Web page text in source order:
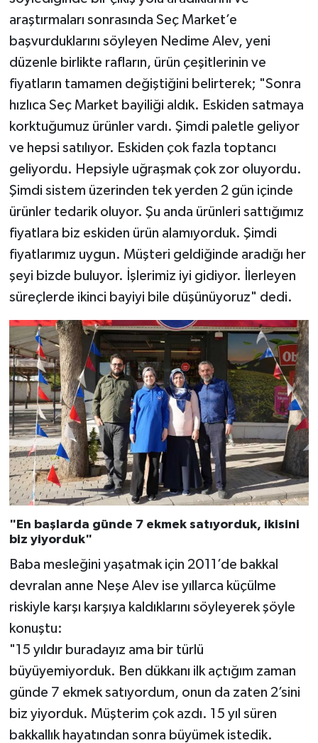
araştırmaları sonrasında Seç Market’e
başvurduklarını söyleyen Nedime Alev, yeni
düzenle birlikte rafların, ürün çeşitlerinin ve
fiyatların tamamen değiştiğini belirterek; "Sonra
hızlıca Seç Market bayiliği aldık. Eskiden satmaya
korktuğumuz ürünler vardı. Şimdi paletle geliyor
ve hepsi satılıyor. Eskiden çok fazla toptancı
geliyordu. Hepsiyle uğraşmak çok zor oluyordu.
Şimdi sistem üzerinden tek yerden 2 gün içinde
ürünler tedarik oluyor. Şu anda ürünleri sattığımız
fiyatlara biz eskiden ürün alamıyorduk. Şimdi
fiyatlarımız uygun. Müşteri geldiğinde aradığı her
şeyi bizde buluyor. İşlerimiz iyi gidiyor. İlerleyen
süreçlerde ikinci bayiyi bile düşünüyoruz" dedi.
"En başlarda günde 7 ekmek satıyorduk, ikisini
biz yiyorduk"
Baba mesleğini yaşatmak için 2011’de bakkal
devralan anne Neşe Alev ise yıllarca küçülme
riskiyle karşı karşıya kaldıklarını söyleyerek şöyle
konuştu:
"15 yıldır buradayız ama bir türlü
büyüyemiyorduk. Ben dükkanı ilk açtığım zaman
günde 7 ekmek satıyordum, onun da zaten 2’sini
biz yiyorduk. Müşterim çok azdı. 15 yıl süren
bakkallık hayatından sonra büyümek istedik.